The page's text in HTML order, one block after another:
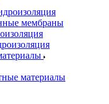
мембраны
материалы